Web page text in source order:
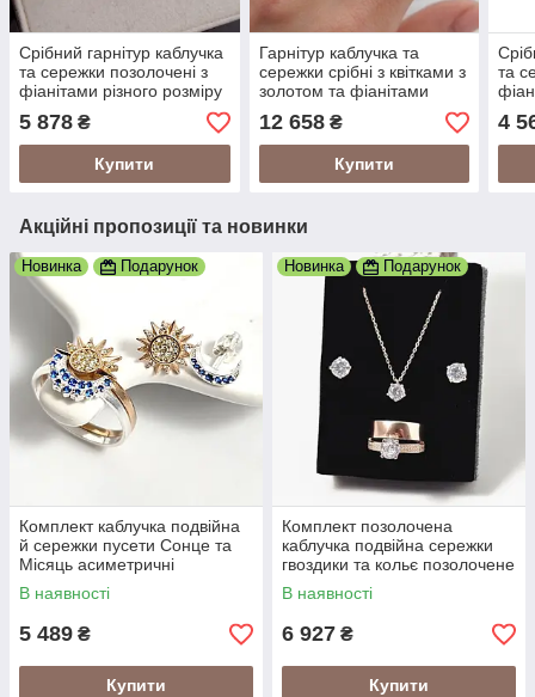
Срібний гарнітур каблучка
та сережки позолочені з
фіанітами різного розміру
5 878 ₴
Купити
Гарнітур каблучка та
сережки срібні з квітками з
золотом та фіанітами
12 658₴
Купити
та
4
Акційні пропозиції та новинки
Новинка Подарунок
Комплект каблучка подвійна
й сережки пусети Сонце та
Місяць асиметричні
В наявності
5 489 ₴
Купити
Новинка Подарунок
Комплект позолочена
каблучка подвійна сережки
гвоздики та кольє позолочене
з білими фіанітами
В наявності
6 927 ₴
Купити